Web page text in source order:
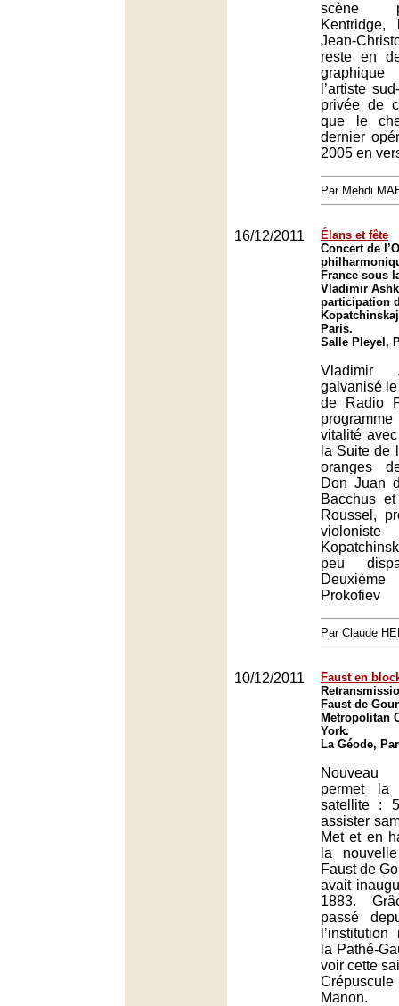
scène
Jean-
reste en
l’artiste
privée de
que le
dernier
2005 en
Par Mehdi
16/12/2011
Élans et fête
Concert de
France sous
Vladimir
participation
Paris.
Salle Pleyel,
Vladimir
galvanisé
de Radio
vitalité
la Suite de
oranges
Don Juan
Bacchus
Roussel,
peu
Prokofiev
Par Claude
10/12/2011
Faust en
Faust de
Metropolitan
York.
La Géode,
permet la
satellite :
assister
Met et en
la
Faust de
avait
1883.
passé
la Pathé-
voir cette
Manon.